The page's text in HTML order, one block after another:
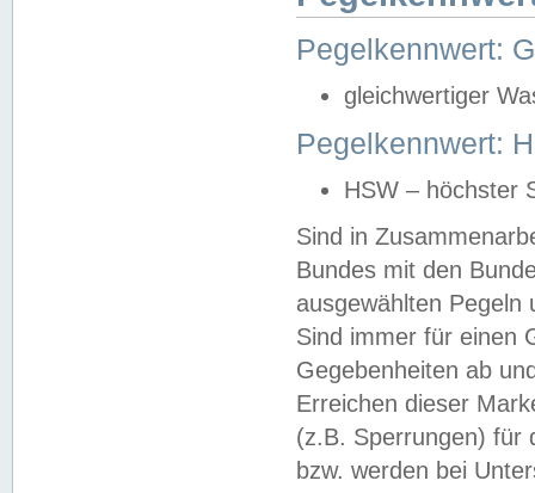
Pegelkennwert:
gleichwertiger
Pegelkennwert:
HSW – höchster
Sind in
Bundes mit den
ausgewählten
Sind immer für einen
Gegebenheiten ab
Erreichen dieser
(z.B. Sperrungen) für
bzw. werden bei